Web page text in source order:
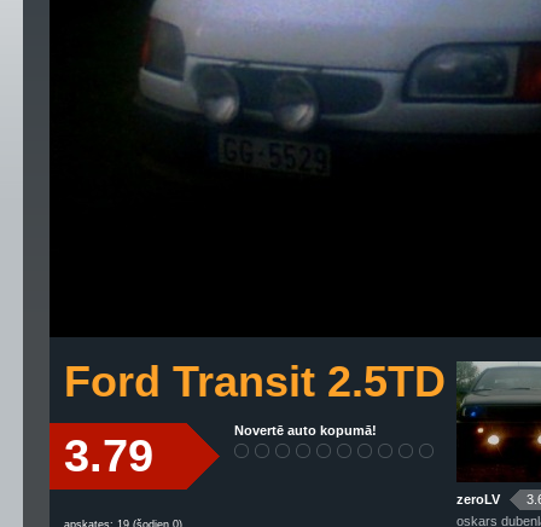
Ford Transit 2.5TD
3.79 Novertē auto kopumā!
apskates: 19 (šodien 0)
zeroLV
oskars